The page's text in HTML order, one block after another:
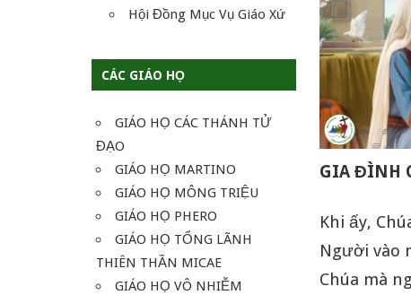
Hội Đồng Mục Vụ Giáo Xứ
CÁC GIÁO HỌ
GIÁO HỌ CÁC THÁNH TỬ
ĐẠO
GIÁO HỌ MARTINO
GIÁO HỌ MÔNG TRIỆU
GIÁO HỌ PHERO
GIÁO HỌ TỔNG LÃNH
THIÊN THẦN MICAE
GIÁO HỌ VÔ NHIỄM
GIA ĐÌNH
Khi ấy,
Người vào
Chúa mà